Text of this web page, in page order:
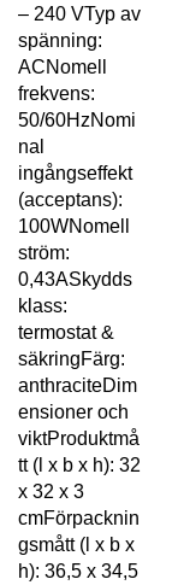
– 240 VTyp av
spänning:
ACNomell
frekvens:
50/60HzNomi
nal
ingångseffekt
(acceptans):
100WNomell
ström:
0,43ASkydds
klass:
termostat &
säkringFärg:
anthraciteDim
ensioner och
viktProduktmå
tt (l x b x h): 32
x 32 x 3
cmFörpacknin
gsmått (l x b x
h): 36,5 x 34,5